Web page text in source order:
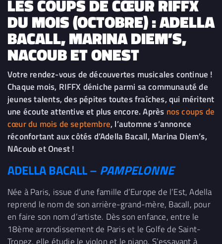
LES COUPS DE CŒUR RIFFX
DU MOIS (OCTOBRE) : ADELLA
BACALL, MARINA DIEM’S,
NACOUB ET ONEST
Votre rendez-vous de découvertes musicales continue !
Chaque mois, RIFFX déniche parmi sa communauté de
jeunes talents, des pépites toutes fraîches, qui méritent
une écoute attentive et plus encore. Après nos coups de
cœur du mois de septembre, l’automne s’annonce
réconfortant aux côtés d’Adella Bacall, Marina Diem’s,
NAcoub et Onest !
ADELLA BACALL – PAMPELONNE
Née à Paris, issue d’une famille d’Europe de l’Est, Adella
reprend le nom de son arrière-grand-mère, Bacall, pour
en faire son nom d’artiste. Dès son enfance, entre le
18ème arrondissement de Paris et le Golfe de Saint-
Tropez, elle étudie le violon et le piano. S’essayant à